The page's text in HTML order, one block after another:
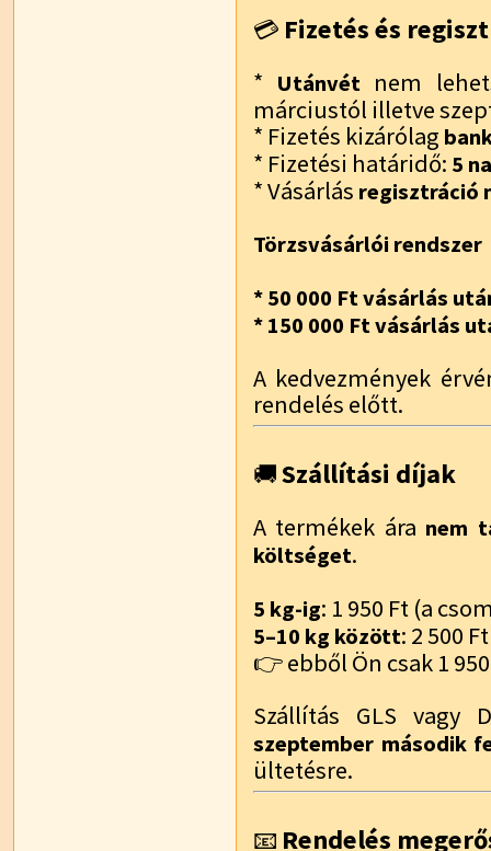
💳 Fizetés és
* Utánvétnem
márciustól illetve
* Fizetés kizárólag
* Fizetési határidő: 5
* Vásárlás regisztráció
Törzsvásárlói rendszer
* 50 000 Ft vásárlás
* 150 000 Ft vásárlás
A kedvezmények
rendelés előtt.
🚚Szállítási díjak
A termékek ára nem
költséget.
5 kg-ig: 1 950 Ft (a
5–10 kg között: 2 500 Ft
👉 ebből Ön csak 1
Szállítás GLS
szeptember második
ültetésre.
📧 Rendelés